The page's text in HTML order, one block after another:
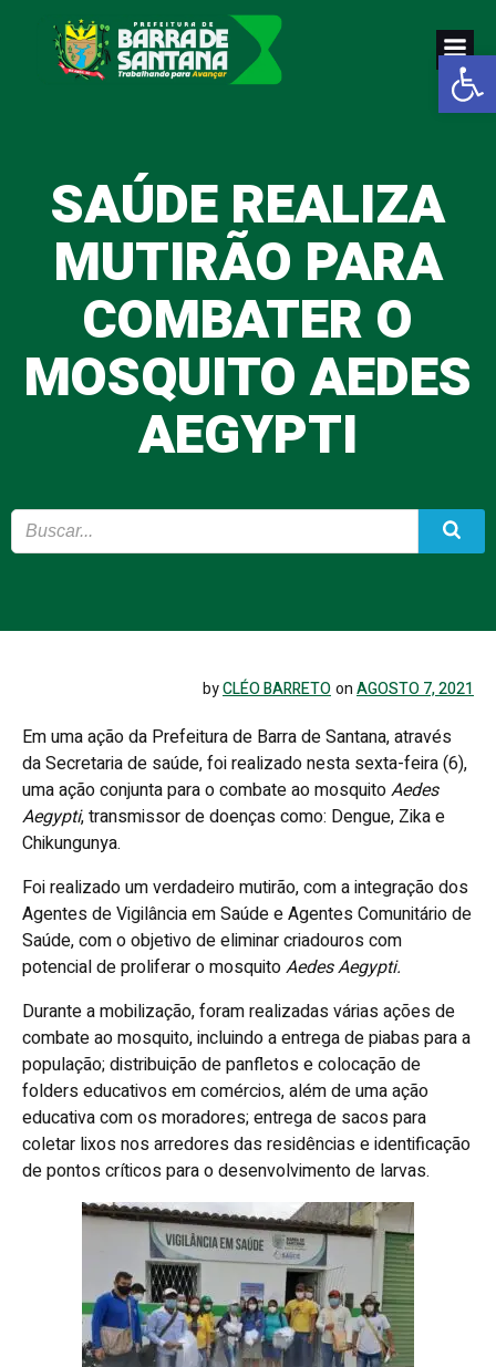
Abrir
Pular
para
o
conteúdo
SAÚDE REALIZA
MUTIRÃO PARA
COMBATER O
MOSQUITO AEDES
AEGYPTI
byCLÉO BARRETOonAGOSTO 7, 2021
Em uma ação da Prefeitura de Barra de Santana, através
da Secretaria de saúde, foi realizado nesta sexta-feira (6),
uma ação conjunta para o combate ao mosquitoAedes
Aegypti, transmissor de doenças como: Dengue, Zika e
Chikungunya.
Foi realizado um verdadeiro mutirão, com a integração dos
Agentes de Vigilância em Saúde e Agentes Comunitário de
Saúde, com o objetivo de eliminar criadouros com
potencial de proliferar o mosquitoAedes Aegypti.
Durante a mobilização, foram realizadas várias ações de
combate ao mosquito, incluindo a entrega de piabas para a
população; distribuição de panfletos e colocação de
folders educativos em comércios, além de uma ação
educativa com os moradores; entrega de sacos para
coletar lixos nos arredores das residências e identificação
de pontos críticos para o desenvolvimento de larvas.